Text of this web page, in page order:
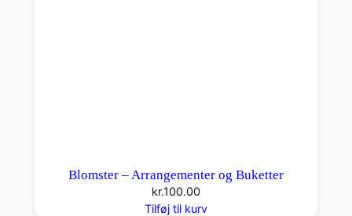
Blomster – Arrangementer og Buketter
kr.100.00
Tilføj til kurv